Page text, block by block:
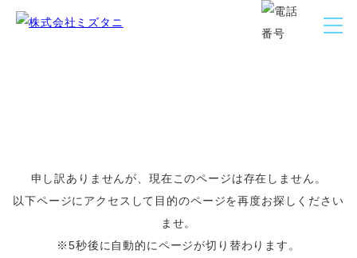
申し訳ありませんが、現在このページは存在しません。
以下ページにアクセスして目的のページを再度お探しください
ませ。
※5秒後に自動的にページが切り替わります。